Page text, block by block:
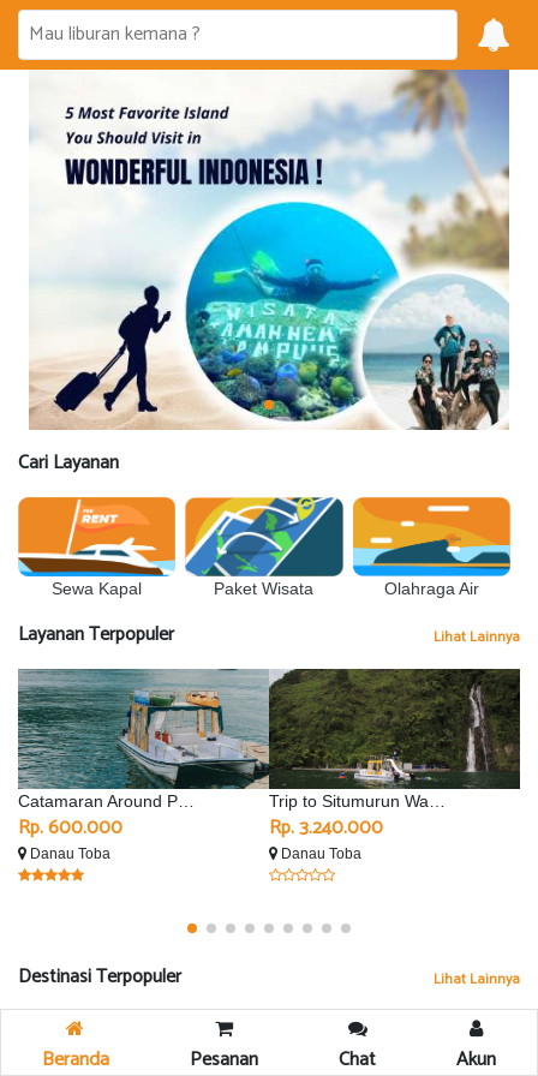
Cari Layanan
Sewa Kapal Paket Wisata Olahraga Air
Layanan Terpopuler Lihat Lainnya
Rp. 600.000
Danau Toba
Rp. 3.240.000
Danau Toba
Destinasi Terpopuler Lihat Lainnya
Beranda Pesanan Chat Akun